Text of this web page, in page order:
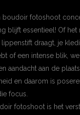
boudoir fotoshoot
blijft essentieel! Of
draagt, je
of een intense blik,
aandacht aan de
en daarom is
focus.
fotoshoot is het